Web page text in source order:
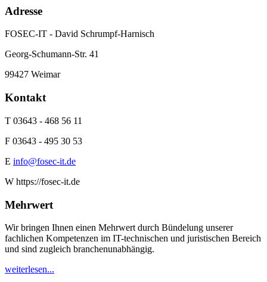
Adresse
FOSEC-IT - David Schrumpf-Harnisch
Georg-Schumann-Str. 41
99427 Weimar
Kontakt
T 03643 - 468 56 11
F 03643 - 495 30 53
E info@fosec-it.de
W https://fosec-it.de
Mehrwert
Wir bringen Ihnen einen Mehrwert durch Bündelung unserer
fachlichen Kompetenzen im IT-technischen und juristischen Bereich
und sind zugleich branchenunabhängig.
weiterlesen...